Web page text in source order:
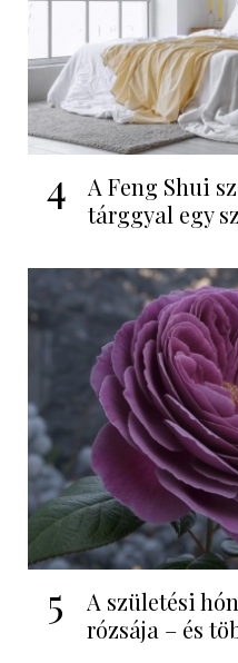
4
A Feng Shui
tárggyal egy
5
A születési
rózsája – és